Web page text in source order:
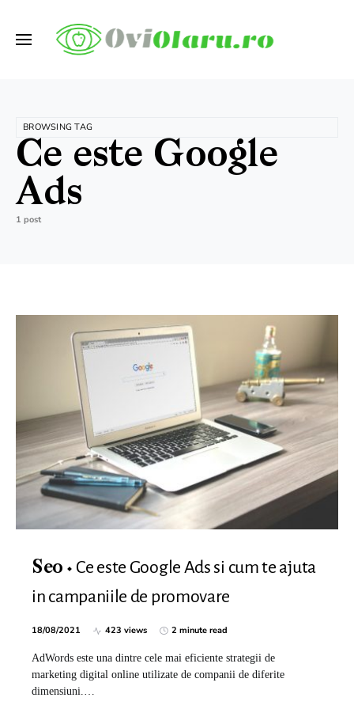
BROWSING TAG
Ce este Google
Ads
1 post
Seo
Ce este Google Ads si cum te ajuta
in campaniile de promovare
18/08/2021 423 views 2 minute read
AdWords este una dintre cele mai eficiente strategii de
marketing digital online utilizate de companii de diferite
dimensiuni.…